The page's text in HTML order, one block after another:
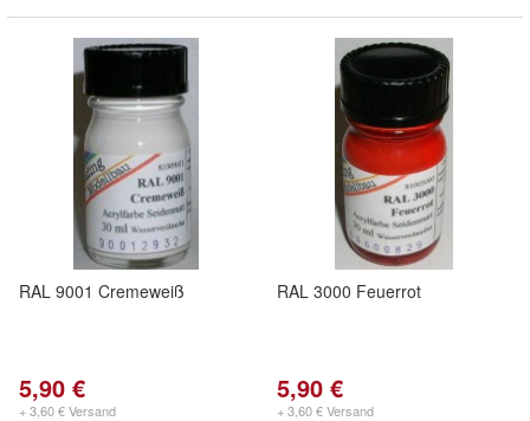
RAL 9001 Cremeweiß
5,90 €
+ 3,60 € Versand
RAL 3000 Feuerrot
5,90 €
+ 3,60 € Versand